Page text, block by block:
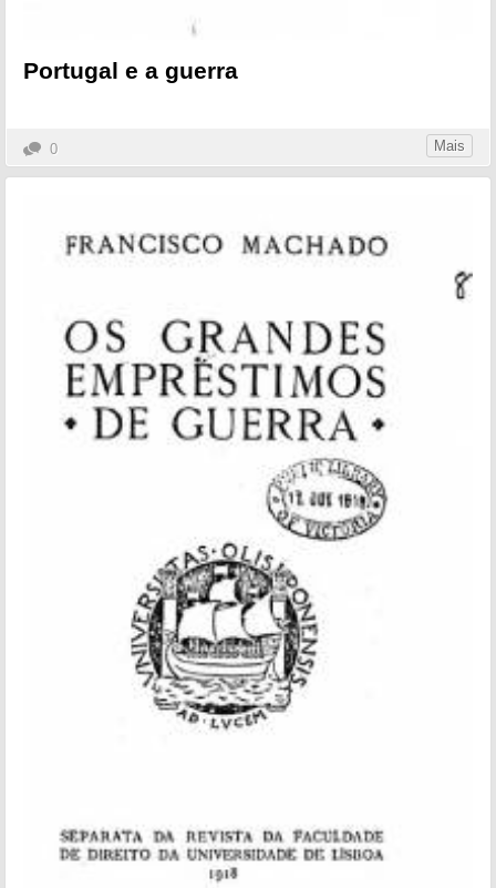
Portugal e a guerra
0 Mais